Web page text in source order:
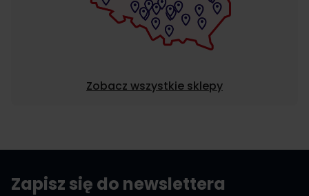
Zobacz wszystkie sklepy
Zapisz się do newslettera